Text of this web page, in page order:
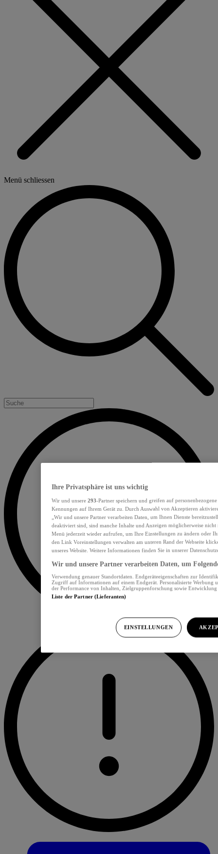
Menü schliessen
Ihre Privatsphäre ist uns wichtig
Wir und unsere 293-Partner speichern und greifen auf
Kennungen auf Ihrem Gerät zu. Durch Auswahl von Akzeptieren
„Wir und unsere Partner verarbeiten Daten, um Ihnen Dienste
deaktiviert sind, sind manche Inhalte und Anzeigen möglicherweise nicht
Menü jederzeit wieder aufrufen, um Ihre Einstellungen zu ändern oder
den Link Voreinstellungen verwalten am unteren Rand der Webseite
unseres Website. Weitere Informationen finden Sie in unserer
Wir und unsere Partner verarbeiten Daten, um
Verwendung genauer Standortdaten. Endgeräteeigenschaften zur
Zugriff auf Informationen auf einem Endgerät. Personalisierte Werbung
der Performance von Inhalten, Zielgruppenforschung sowie
Liste der Partner (Lieferanten)
EINSTELLUNGEN